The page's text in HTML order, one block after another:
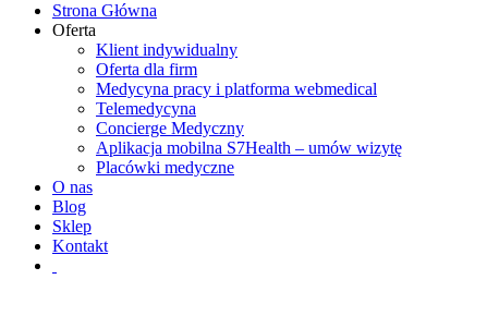
Strona Główna
Oferta
Klient indywidualny
Oferta dla firm
Medycyna pracy i platforma webmedical
Telemedycyna
Concierge Medyczny
Aplikacja mobilna S7Health – umów wizytę
Placówki medyczne
O nas
Blog
Sklep
Kontakt